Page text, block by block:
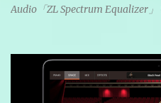
Audio「ZL Spectrum Equalizer」